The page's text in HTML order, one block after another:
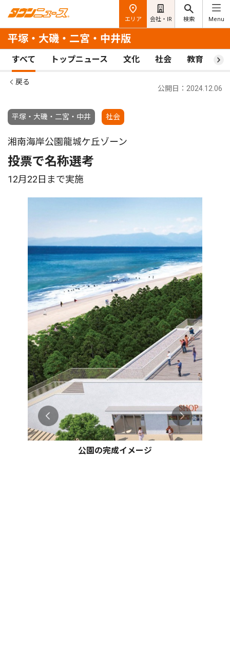
エリア 会社・IR 検索 Menu
平塚・大磯・二宮・中井版
すべて トップニュース 文化 社会 教育 ス
戻る
平塚・大磯・二宮・中井 社会
公開日：2024.12.06
湘南海岸公園龍城ケ丘ゾーン
投票で名称選考
12月22日まで実施
公園の完成イメージ